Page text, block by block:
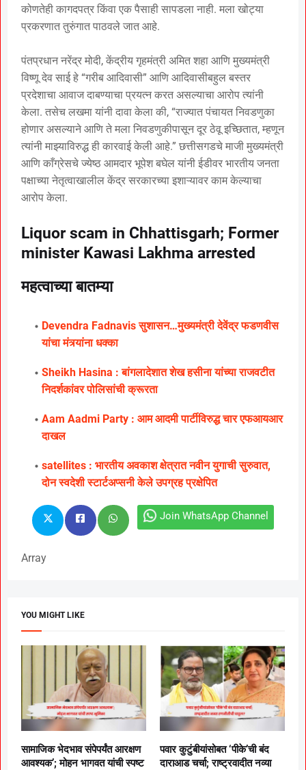
कोणतेही कागदपत्र किंवा एक पैसाही सापडला नाही. मला खोट्या
प्रकरणात तुरुंगात पाठवले जात आहे.
पंतप्रधान नरेंद्र मोदी, केंद्रीय गृहमंत्री अमित शहा आणि मुख्यमंत्री
विष्णू देव साई हे “गरीब आदिवासी” आणि आदिवासीबहुल बस्तर
प्रदेशाचा आवाज दाबण्याचा प्रयत्न करत असल्याचा आरोप त्यांनी
केला. तसेच लखमा यांनी दावा केला की, “राज्यात पंचायत निवडणुका
होणार असल्याने आणि ते मला निवडणुकीपासून दूर ठेवू इच्छितात, म्हणून
त्यांनी माझ्याविरुद्ध ही कारवाई केली आहे.” छत्तीसगडचे माजी मुख्यमंत्री
आणि काँग्रेसचे ज्येष्ठ आमदार भूपेश बघेल यांनी ईडीवर भारतीय जनता
पक्षाच्या नेतृत्वाखालील केंद्र सरकारच्या इशाऱ्यावर काम केल्याचा
आरोप केला.
Liquor scam in Chhattisgarh; Former
minister Kawasi Lakhma arrested
महत्वाच्या बातम्या
Devendra Fadnavis सुशासन…मुख्यमंत्री देवेंद्र फडणवीस
यांचा मंत्र्यांना धक्का
Sheikh Hasina : बांगलादेशात शेख हसीना यांच्या राजवटीत
निदर्शकांवर पोलिसांची क्रूरता
Aam Aadmi Party : आम आदमी पार्टीविरुद्ध चार एफआयआर
दाखल
satellites : भारतीय अवकाश क्षेत्रात नवीन युगाची सुरुवात,
दोन स्वदेशी स्टार्टअप्सनी केले उपग्रह प्रक्षेपित
Join WhatsApp Channel
Array
YOU MIGHT LIKE
सामाजिक भेदभाव संपेपर्यंत आरक्षण
आवश्यक’; मोहन भागवत यांची स्पष्ट
पवार कुटुंबीयांसोबत ‘पीके’ची बंद
दाराआड चर्चा; राष्ट्रवादीत नव्या